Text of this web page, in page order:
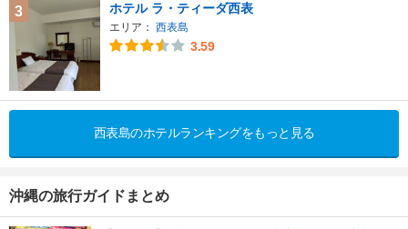
3 ホテル ラ・ティーダ西表
エリア： 西表島
3.59
西表島のホテルランキングをもっと見る
沖縄の旅行ガイドまとめ